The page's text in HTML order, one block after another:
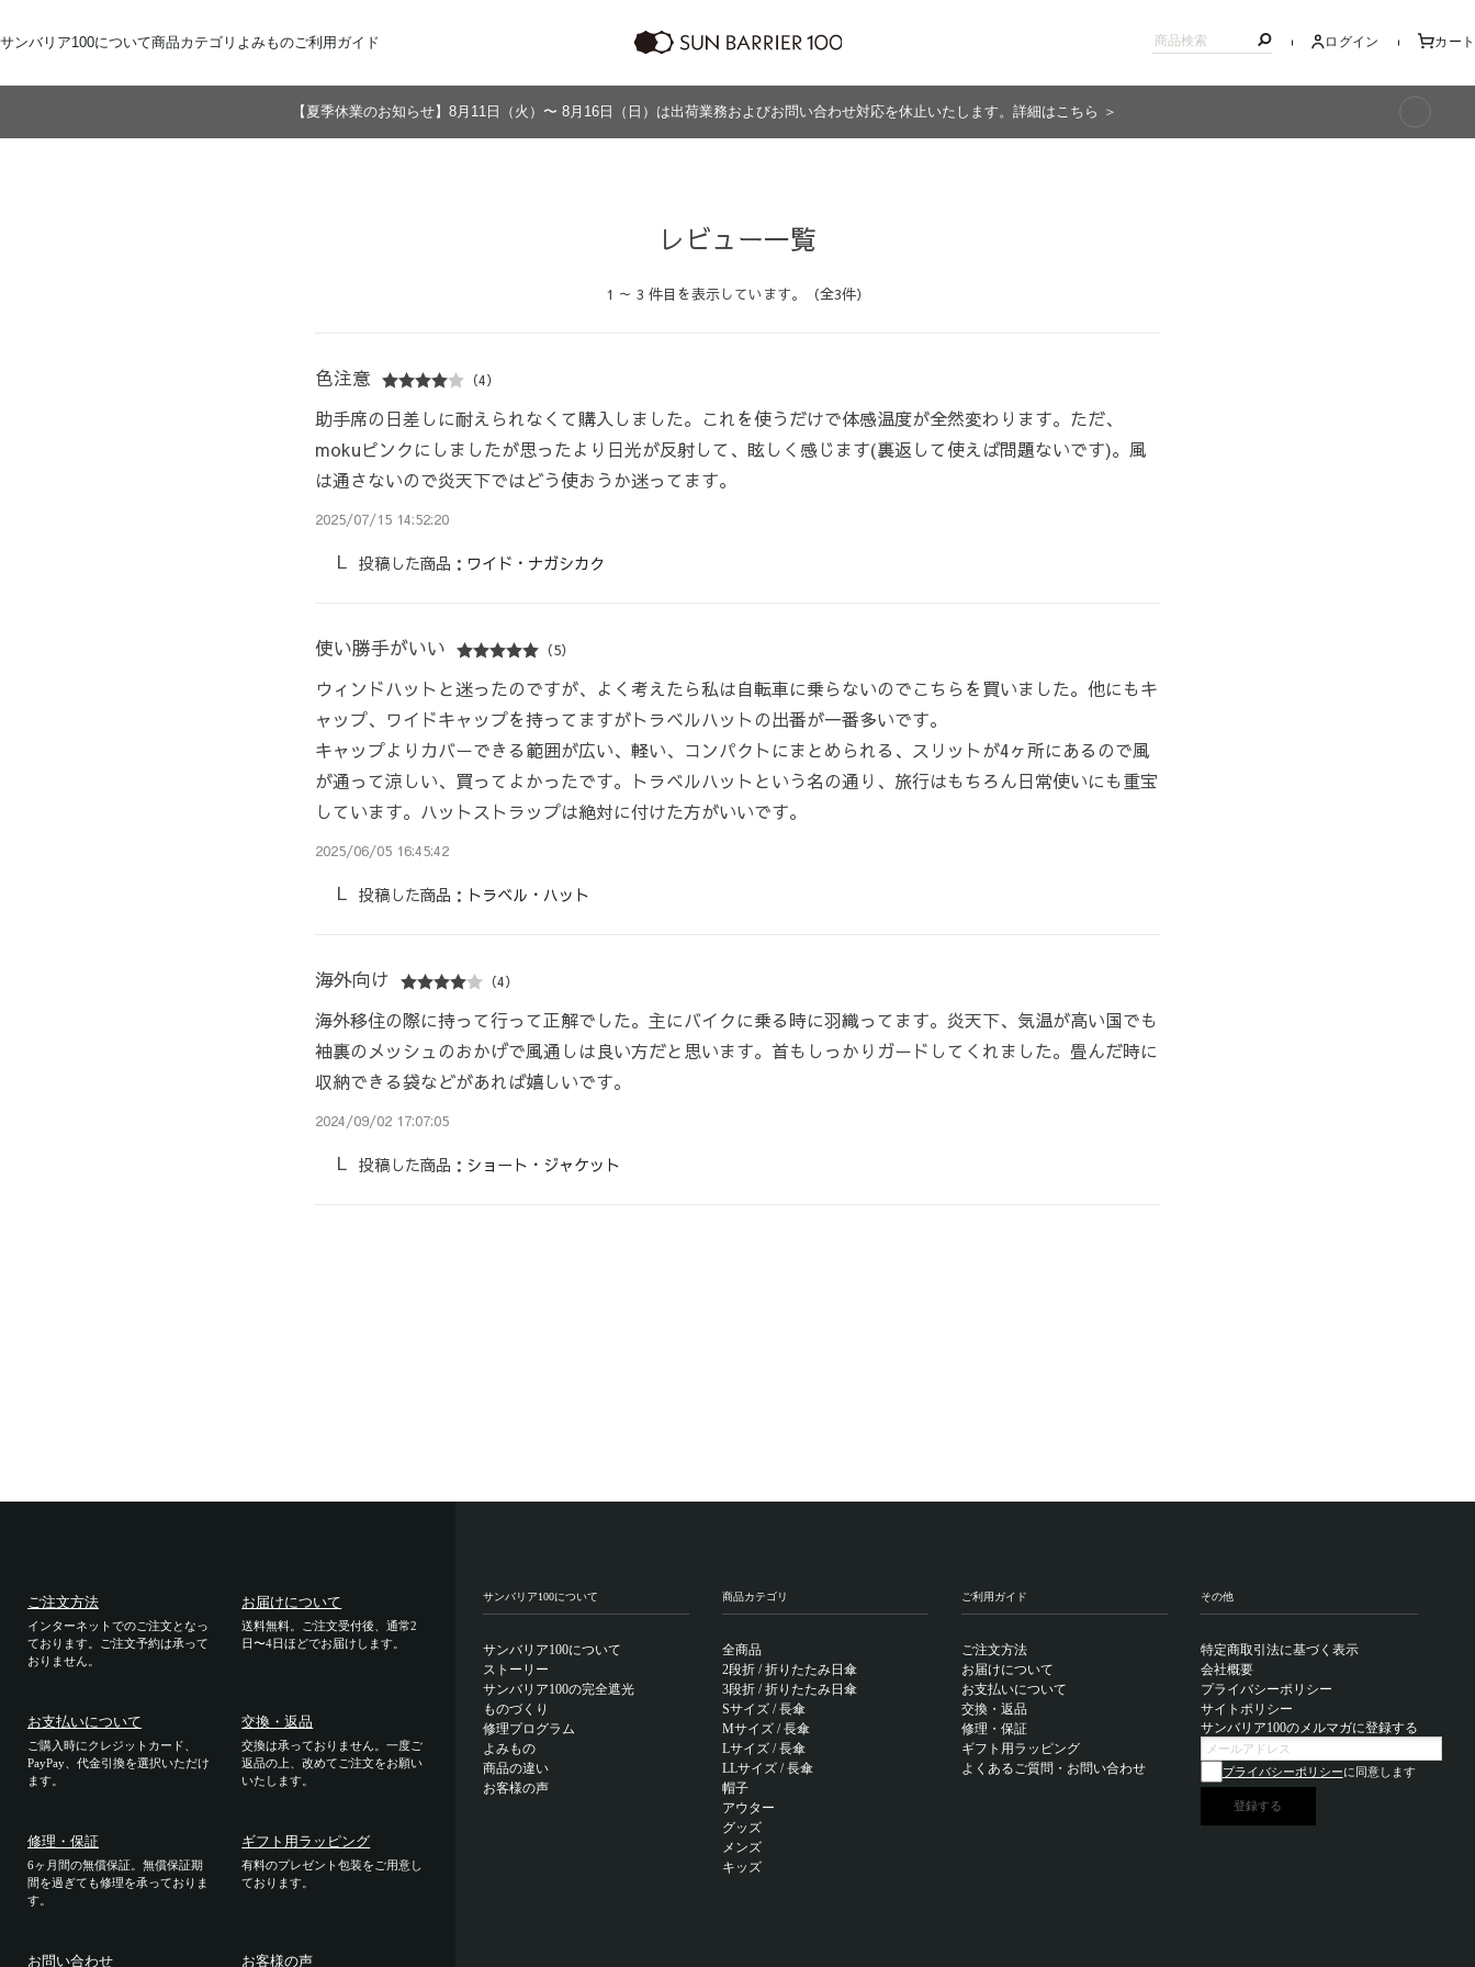
サンバリア100について商品カテゴリ よみものご利用ガイド ログイン カート
【夏季休業のお知らせ】8月11日（火）〜 8月16日（日）は出荷業務およびお問い合わせ対応を休止いたします。詳細はこちら ＞
レビュー一覧
1 ～ 3 件目を表示しています。（全3件）
色注意 （4）
助手席の日差しに耐えられなくて購入しました。これを使うだけで体感温度が全然変わります。ただ、
mokuピンクにしましたが思ったより日光が反射して、眩しく感じます(裏返して使えば問題ないです)。風
は通さないので炎天下ではどう使おうか迷ってます。
2025/07/15 14:52:20
投稿した商品： ワイド・ナガシカク
使い勝手がいい （5）
ウィンドハットと迷ったのですが、よく考えたら私は自転車に乗らないのでこちらを買いました。他にもキ
ャップ、ワイドキャップを持ってますがトラベルハットの出番が一番多いです。
キャップよりカバーできる範囲が広い、軽い、コンパクトにまとめられる、スリットが4ヶ所にあるので風
が通って涼しい、買ってよかったです。トラベルハットという名の通り、旅行はもちろん日常使いにも重宝
しています。ハットストラップは絶対に付けた方がいいです。
2025/06/05 16:45:42
投稿した商品： トラベル・ハット
海外向け （4）
海外移住の際に持って行って正解でした。主にバイクに乗る時に羽織ってます。炎天下、気温が高い国でも
袖裏のメッシュのおかげで風通しは良い方だと思います。首もしっかりガードしてくれました。畳んだ時に
収納できる袋などがあれば嬉しいです。
2024/09/02 17:07:05
投稿した商品： ショート・ジャケット
ご注文方法
インターネットでのご注文となっ
ております。ご注文予約は承って
おりません。
お届けについて
送料無料。ご注文受付後、通常2
日〜4日ほどでお届けします。
お支払いについて
ご購入時にクレジットカード、
PayPay、代金引換を選択いただけ
ます。
交換・返品
交換は承っておりません。一度ご
返品の上、改めてご注文をお願い
いたします。
修理・保証
6ヶ月間の無償保証。無償保証期
間を過ぎても修理を承っておりま
す。
ギフト用ラッピング
有料のプレゼント包装をご用意し
ております。
お問い合わせ お客様の声
サンバリア100について
サンバリア100について
ストーリー
サンバリア100の完全遮光
ものづくり
修理プログラム
よみもの
商品の違い
お客様の声
商品カテゴリ
全商品
2段折 / 折りたたみ日傘
3段折 / 折りたたみ日傘
Sサイズ / 長傘
Mサイズ / 長傘
Lサイズ / 長傘
LLサイズ / 長傘
帽子
アウター
グッズ
メンズ
キッズ
ご利用ガイド
ご注文方法
お届けについて
お支払いについて
交換・返品
修理・保証
ギフト用ラッピング
よくあるご質問・お問い合わせ
その他
特定商取引法に基づく表示
会社概要
プライバシーポリシー
サイトポリシー
サンバリア100のメルマガに登録する
プライバシーポリシーに同意します
登録する